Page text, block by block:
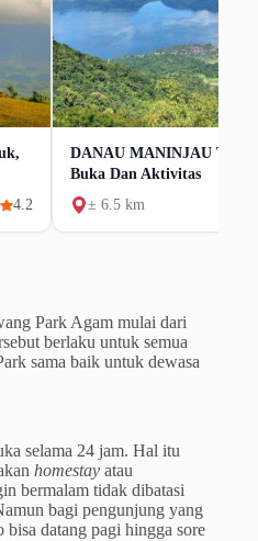
4.2
DANAU MANINJAU Tiket,
Buka Dan Aktivitas
± 6.5 km
Park Agam mulai dari
berlaku untuk semua
sama baik untuk dewasa
selama 24 jam. Hal itu
homestay atau
bermalam tidak dibatasi
bagi pengunjung yang
datang pagi hingga sore